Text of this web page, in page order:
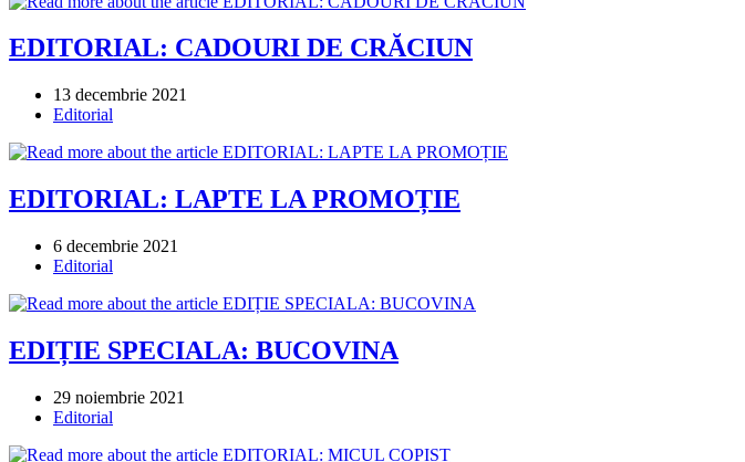
EDITORIAL: CADOURI DE CRĂCIUN
Post
published:
13 decembrie 2021
Post
Editorial
EDITORIAL: LAPTE LA PROMOȚIE
Post
published:
6 decembrie 2021
Post
Editorial
EDIȚIE SPECIALA: BUCOVINA
Post
published:
29 noiembrie 2021
Post
Editorial